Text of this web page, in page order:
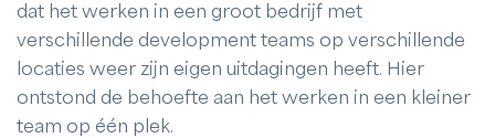
dat het werken in een groot bedrijf met
verschillende development teams op verschillende
locaties weer zijn eigen uitdagingen heeft. Hier
ontstond de behoefte aan het werken in een kleiner
team op één plek.